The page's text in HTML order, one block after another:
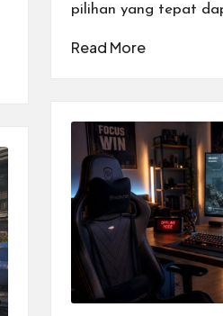
pilihan yang tepat
Read More